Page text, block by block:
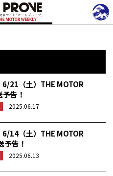
6/21（土）THE MOTOR
告！
2025.06.17
6/14（土）THE MOTOR
予告！
2025.06.13